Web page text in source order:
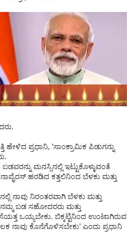
.
ಹೇಳಿದ ಪ್ರಧಾನಿ, ’ಸಾಂಕ್ರಾಮಿಕ ಪಿಡುಗನ್ನು
.
ಬಡವರನ್ನು ಮನಸ್ಸಿನಲ್ಲಿ ಇಟ್ಟುಕೊಳ್ಳುವಂತೆ
ಹರಡಿದ ಕತ್ತಲಿನಿಂದ ಬೆಳಕು ಮತ್ತು
ನಾವು ನಿರಂತರವಾಗಿ ಬೆಳಕು ಮತ್ತು
ನಮ್ಮ ಬಡ ಸಹೋದರರು ಮತ್ತು
ಒಯ್ಯಬೇಕು. ಬಿಕ್ಕಟ್ಟಿನಿಂದ ಉಂಟಾಗಿರುವ
ನಾವು ಕೊನೆಗೊಳಿಸಬೇಕು’ ಎಂದು ಪ್ರಧಾನಿ